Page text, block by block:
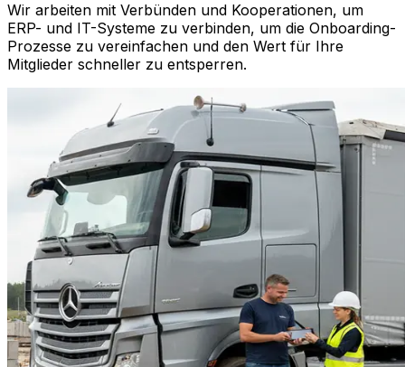
Wir arbeiten mit Verbünden und Kooperationen, um
ERP- und IT-Systeme zu verbinden, um die Onboarding-
Prozesse zu vereinfachen und den Wert für Ihre
Mitglieder schneller zu entsperren.